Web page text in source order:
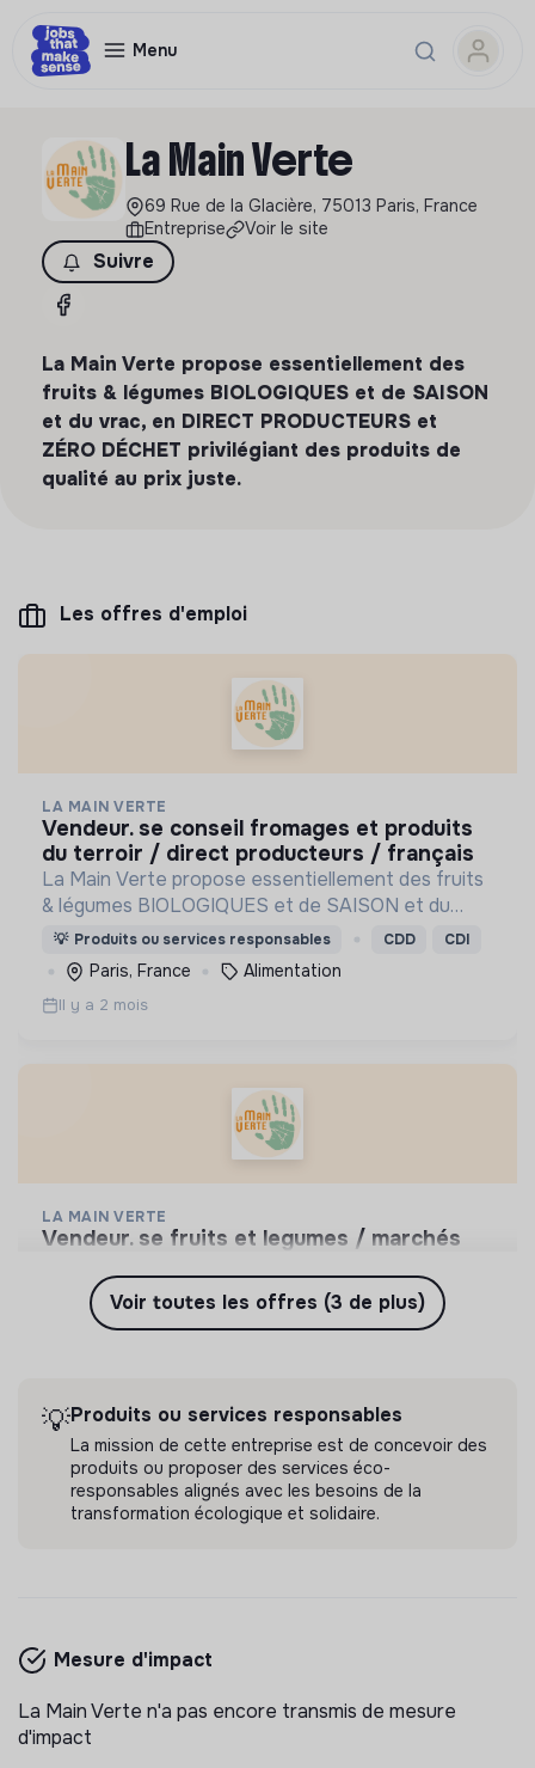
Menu
La Main Verte
69 Rue de la Glacière, 75013 Paris, France
Entreprise
Voir le site
Suivre
La Main Verte propose essentiellement des
fruits & légumes BIOLOGIQUES et de SAISON
et du vrac, en DIRECT PRODUCTEURS et
ZÉRO DÉCHET privilégiant des produits de
qualité au prix juste.
Les offres d'emploi
LA MAIN VERTE
vendeur. se conseil fromages et produits
du terroir / direct producteurs / français
La Main Verte propose essentiellement des fruits
& légumes BIOLOGIQUES et de SAISON et du
vrac, en DIRECT PRODUCTEURS et ZÉRO
DÉCHET privilégiant des produits de qualité au prix
juste.
💡 Produits ou services responsables CDD CDI
Paris, France Alimentation
Il y a 2 mois
LA MAIN VERTE
vendeur. se fruits et legumes / marchés
La Main Verte propose essentiellement des fruits
& légumes BIOLOGIQUES et de SAISON et du
Il y a 2 mois
responsable magasin producteurs bio f/h
La Main Verte propose essentiellement des fruits
& légumes BIOLOGIQUES et de SAISON et du
vrac, en DIRECT PRODUCTEURS et ZÉRO
DÉCHET privilégiant des produits de qualité au prix
💡 Produits ou services responsables
Voir toutes les offres (3 de plus)
💡Produits ou services responsables
La mission de cette entreprise est de concevoir des
produits ou proposer des services éco-
responsables alignés avec les besoins de la
transformation écologique et solidaire.
Mesure d'impact
La Main Verte n'a pas encore transmis de mesure
d'impact